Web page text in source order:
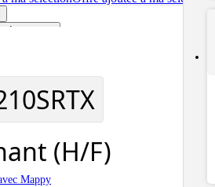
partage
(H/F)
Mappy